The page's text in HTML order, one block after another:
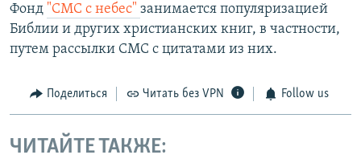
Фонд "СМС с небес" занимается популяризацией
Библии и других христианских книг, в частности,
путем рассылки СМС с цитатами из них.
Поделиться Читать без VPN Follow us
ЧИТАЙТЕ ТАКЖЕ: